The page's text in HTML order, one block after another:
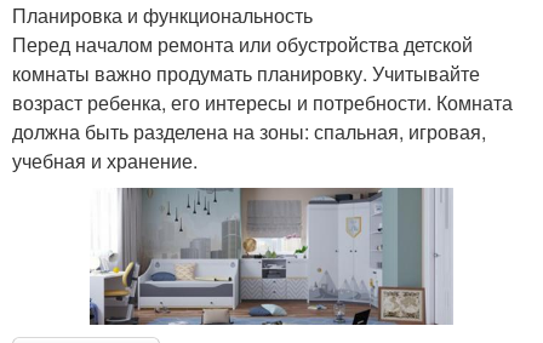
Планировка и функциональность
Перед началом ремонта или обустройства детской
комнаты важно продумать планировку. Учитывайте
возраст ребенка, его интересы и потребности. Комната
должна быть разделена на зоны: спальная, игровая,
учебная и хранение.